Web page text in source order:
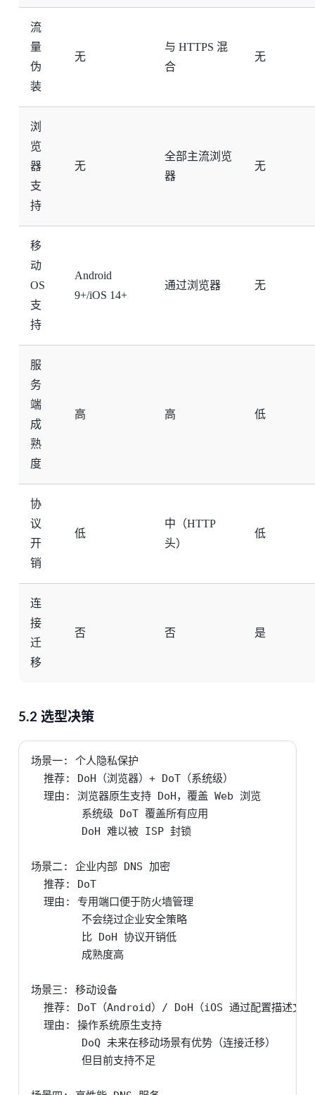
流
量
伪
装
无
与 HTTPS 混
合
无
浏
览
器
支
持
无
全部主流浏览
器
无
移
动
OS
支
持
Android
9+/iOS 14+
通过浏览器 无
服
务
端
成
熟
度
高 高 低
协
议
开
销
低
中（HTTP
头）
低
连
接
迁
移
否 否 是
5.2 选型决策
场景一: 个人隐私保护
  推荐: DoH（浏览器）+ DoT（系统级）
  理由: 浏览器原生支持 DoH，覆盖 Web 浏览
        系统级 DoT 覆盖所有应用
        DoH 难以被 ISP 封锁
场景二: 企业内部 DNS 加密
  推荐: DoT
  理由: 专用端口便于防火墙管理
        不会绕过企业安全策略
        比 DoH 协议开销低
        成熟度高
场景三: 移动设备
推荐: DoT（Android）/ DoH（iOS 通过配置描述文件
  理由: 操作系统原生支持
        DoQ 未来在移动场景有优势（连接迁移）
        但目前支持不足